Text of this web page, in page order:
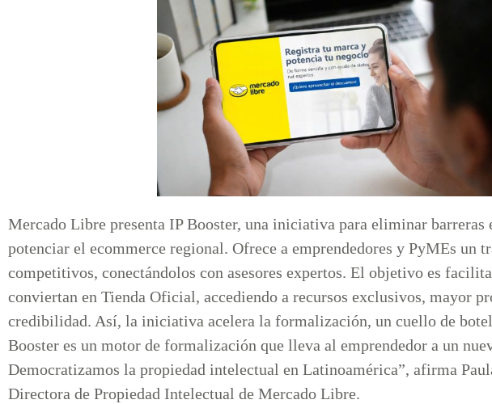
Mercado Libre presenta IP Booster, una iniciativa para eliminar barreras
potenciar el ecommerce regional. Ofrece a emprendedores y PyMEs un
competitivos, conectándolos con asesores expertos. El objetivo es
conviertan en Tienda Oficial, accediendo a recursos exclusivos, mayor
credibilidad. Así, la iniciativa acelera la formalización, un cuello de
Booster es un motor de formalización que lleva al emprendedor a un
Democratizamos la propiedad intelectual en Latinoamérica”, afirma
Directora de Propiedad Intelectual de Mercado Libre.